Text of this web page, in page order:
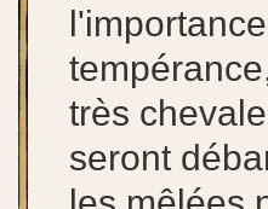
très
seront